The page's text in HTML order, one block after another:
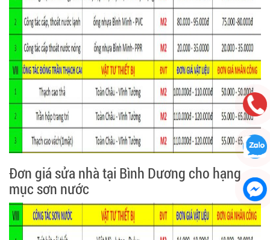
Đơn giá sửa nhà tại Bình Dương cho hạng
mục sơn nước